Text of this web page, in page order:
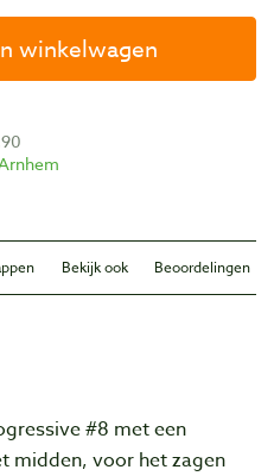
winkelwagen
Bekijk ook Beoordelingen
#8 met een
midden, voor het zagen